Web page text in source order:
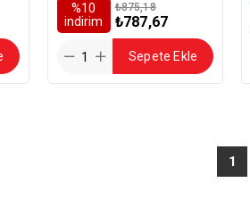
%10
i̇ndirim
₺787,67
₺875,18
Sepete Ekle
1